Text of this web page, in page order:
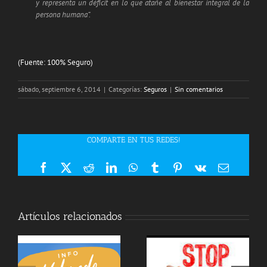
y representa un déficit en lo que atañe al bienestar integral de la
persona humana”.
(Fuente: 100% Seguro)
sábado, septiembre 6, 2014 | Categorías: Seguros | Sin comentarios
COMPARTE EN TUS REDES!
Facebook RedditLinkedInWhatsApp
TumblrPinterest
Vk
Correo
Artículos relacionados
LAS ASEGURADORAS